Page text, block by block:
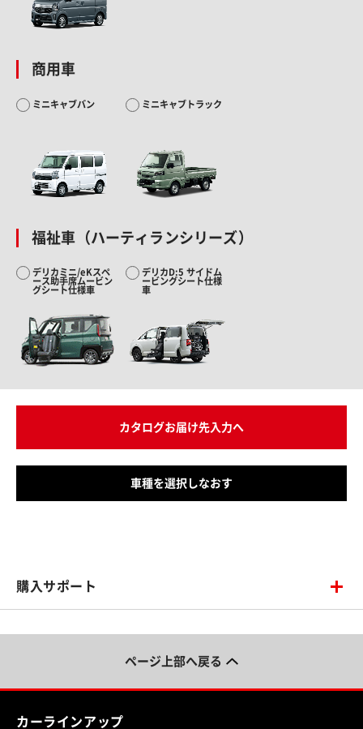
商用車
ミニキャブバン ミニキャブトラック
福祉車（ハーティランシリーズ）
デリカミニ/eKスペ
ース助手席ムービン
グシート仕様車
デリカD:5 サイドム
ービングシート仕様
車
カタログお届け先入力へ
車種を選択しなおす
購入サポート
ページ上部へ戻る
カーラインアップ